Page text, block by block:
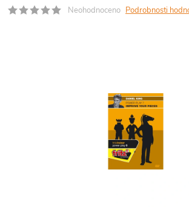
Neohodnoceno Podrobnosti